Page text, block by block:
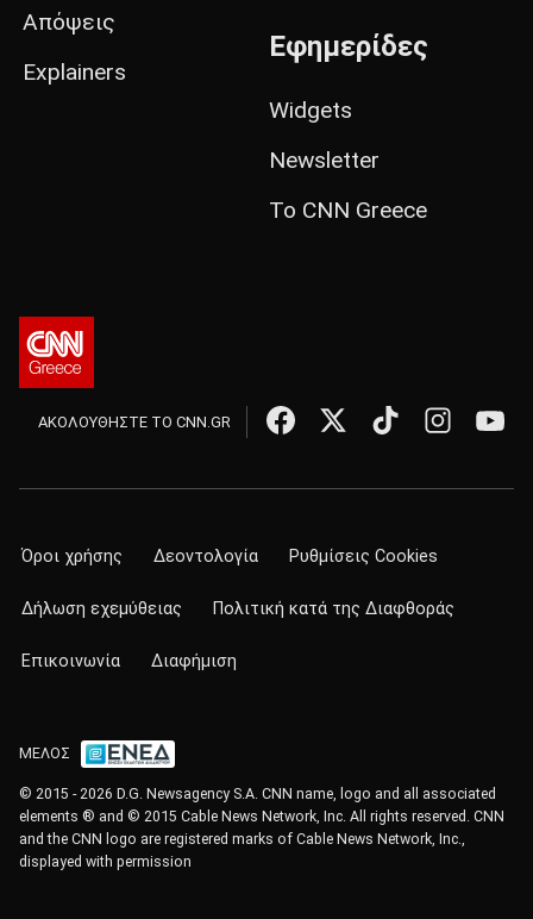
Απόψεις
Explainers
Εφημερίδες
Widgets
Newsletter
Το CNN Greece
ΑΚΟΛΟΥΘΗΣΤΕ ΤΟ CNN.GR
Όροι χρήσης Δεοντολογία Ρυθμίσεις Cookies
Δήλωση εχεμύθειας Πολιτική κατά της Διαφθοράς
Επικοινωνία Διαφήμιση
ΜΕΛΟΣ
© 2015 - 2026 D.G. Newsagency S.A. CNN name, logo and all associated
elements ® and © 2015 Cable News Network, Inc. All rights reserved. CNN
and the CNN logo are registered marks of Cable News Network, Inc.,
displayed with permission